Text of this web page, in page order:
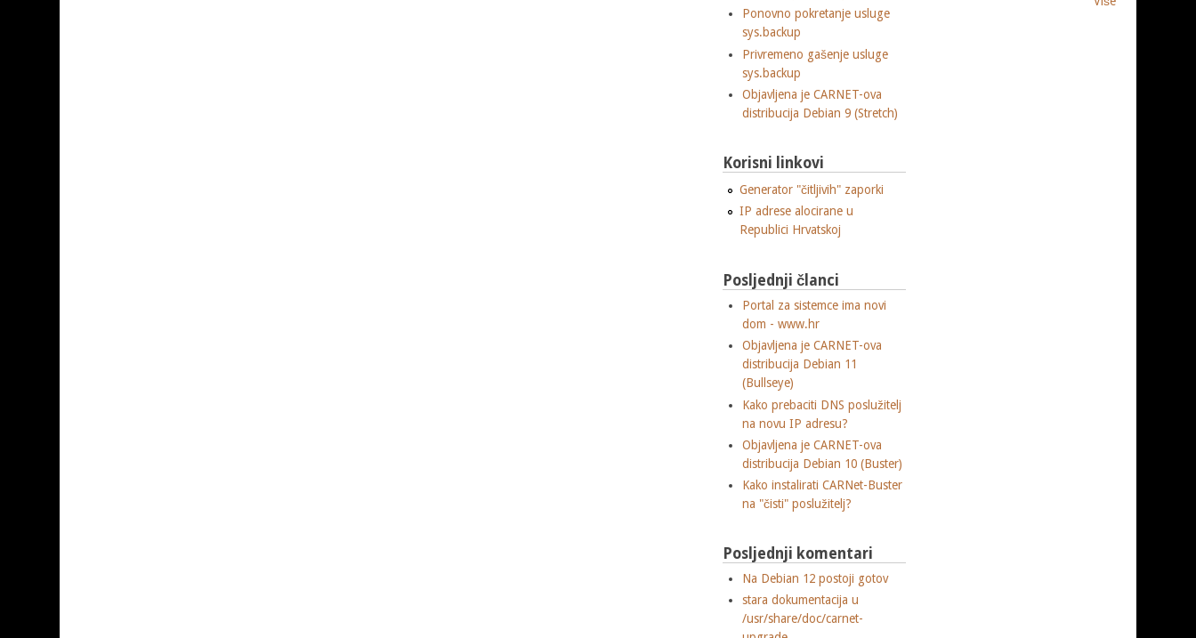
Ponovno pokretanje usluge
sys.backup
Privremeno gašenje usluge
sys.backup
Objavljena je CARNET-ova
distribucija Debian 9 (Stretch)
Korisni linkovi
Generator "čitljivih" zaporki
IP adrese alocirane u
Republici Hrvatskoj
Posljednji članci
Portal za sistemce ima novi
dom - www.hr
Objavljena je CARNET-ova
distribucija Debian 11
(Bullseye)
Kako prebaciti DNS poslužitelj
na novu IP adresu?
Objavljena je CARNET-ova
distribucija Debian 10 (Buster)
Kako instalirati CARNet-Buster
na "čisti" poslužitelj?
Posljednji komentari
Na Debian 12 postoji gotov
stara dokumentacija u
/usr/share/doc/carnet-